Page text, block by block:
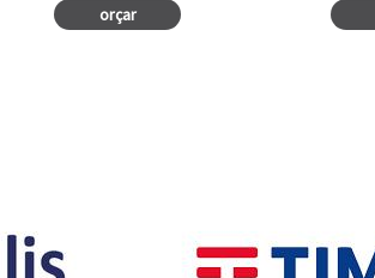
orçar